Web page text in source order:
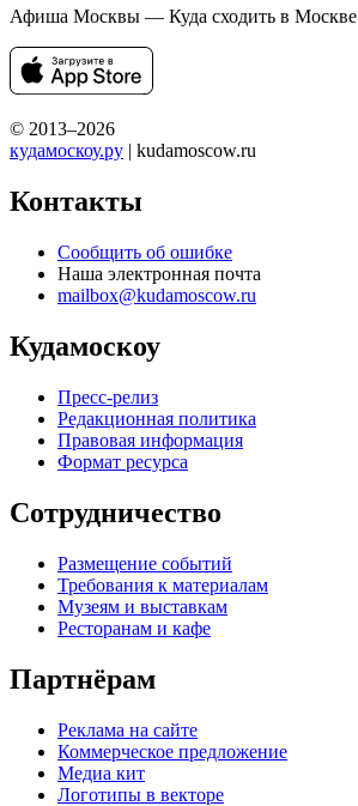
Афиша Москвы — Куда сходить в Москве
© 2013–2026
кудамоскоу.ру | kudamoscow.ru
Контакты
Сообщить об ошибке
Наша электронная почта
mailbox@kudamoscow.ru
Кудамоскоу
Пресс-релиз
Редакционная политика
Правовая информация
Формат ресурса
Сотрудничество
Размещение событий
Требования к материалам
Музеям и выставкам
Ресторанам и кафе
Партнёрам
Реклама на сайте
Коммерческое предложение
Медиа кит
Логотипы в векторе